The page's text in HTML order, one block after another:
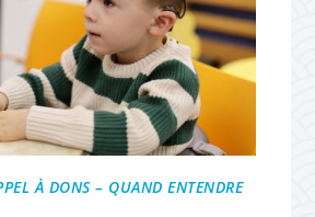
À DONS – QUAND ENTENDRE